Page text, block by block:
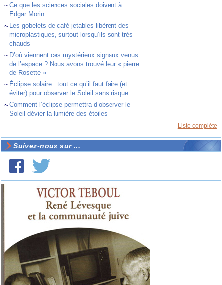
~Ce que les sciences sociales doivent à
Edgar Morin
~ Les gobelets de café jetables libèrent des
microplastiques, surtout lorsqu’ils sont très
chauds
~ D’où viennent ces mystérieux signaux venus
de l’espace ? Nous avons trouvé leur « pierre
de Rosette »
~ Éclipse solaire : tout ce qu’il faut faire (et
éviter) pour observer le Soleil sans risque
~Comment l’éclipse permettra d’observer le
Soleil dévier la lumière des étoiles
Liste complète
Suivez-nous sur ...